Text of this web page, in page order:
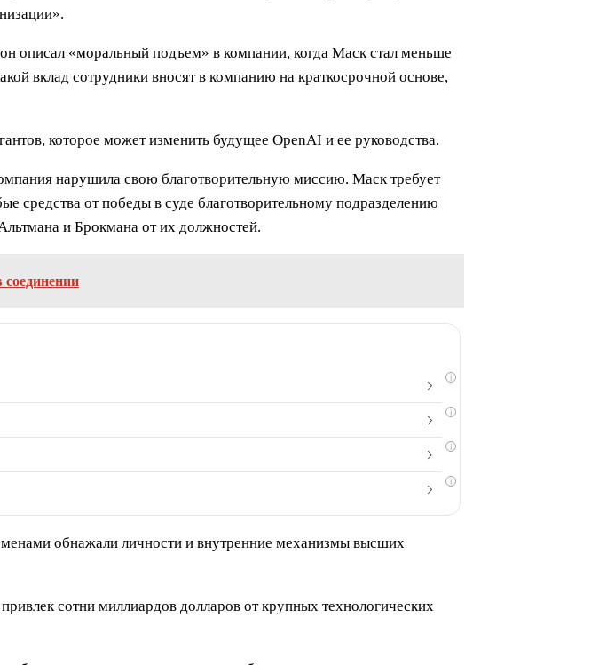
описал «моральный подъем» в компании, когда Маск стал меньше
вклад сотрудники вносят в компанию на краткосрочной основе,
которое может изменить будущее OpenAI и ее руководства.
нарушила свою благотворительную миссию. Маск требует
средства от победы в суде благотворительному подразделению
и Брокмана от их должностей.
i
i
i
i
обнажали личности и внутренние механизмы высших
сотни миллиардов долларов от крупных технологических